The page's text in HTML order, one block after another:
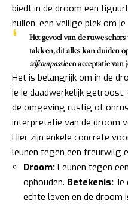
biedt in de droom een
huilen, een veilige plek om
Het gevoel van de ruwe
takken, dit alles kan duiden
zelfcompassieen acceptatie van
Het is belangrijk om in de
je je daadwerkelijk
de omgeving rustig of
interpretatie van de droom
Hier zijn enkele concrete
leunen tegen een treurwilg
Droom: Leunen tegen
ophouden. Betekenis: Je
echte leven en de droom